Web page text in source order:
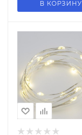
В КОРЗИНУ